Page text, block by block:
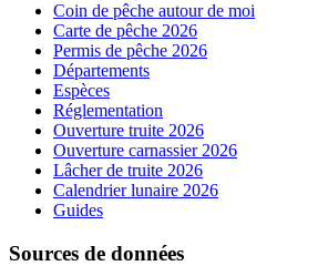
Coin de pêche autour de moi
Carte de pêche 2026
Permis de pêche 2026
Départements
Espèces
Réglementation
Ouverture truite 2026
Ouverture carnassier 2026
Lâcher de truite 2026
Calendrier lunaire 2026
Guides
Sources de données